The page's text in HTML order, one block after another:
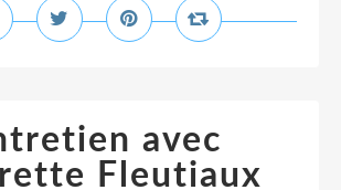
avec
Fleutiaux